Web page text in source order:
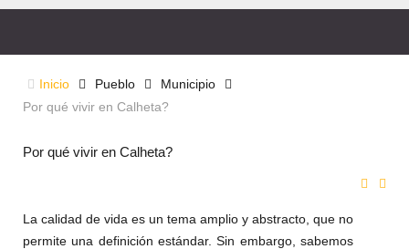
Inicio Pueblo
Municipio
Por qué vivir en Calheta?
Por qué vivir en Calheta?
La calidad de vida es un tema amplio y abstracto, que no
permite una definición estándar. Sin embargo, sabemos